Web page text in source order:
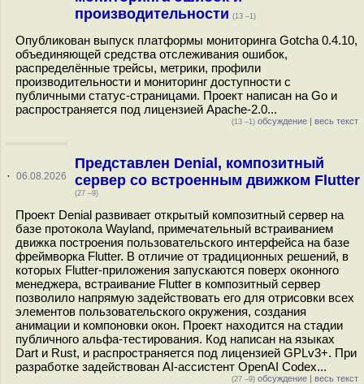
производительности (13 –1)
Опубликован выпуск платформы мониторинга Gotcha 0.4.10,
объединяющей средства отслеживания ошибок,
распределённые трейсы, метрики, профили
производительности и мониторинг доступности с
публичными статус-страницами. Проект написан на Go и
распространяется под лицензией Apache-2.0...
(13 –1) обсуждение | весь текст
· 06.08.2026
Представлен Denial, композитный
сервер со встроенным движком Flutter
(27 –9)
Проект Denial развивает открытый композитный сервер на
базе протокола Wayland, примечательный встраиванием
движка построения пользовательского интерфейса на базе
фреймворка Flutter. В отличие от традиционных решений, в
которых Flutter-приложения запускаются поверх оконного
менеджера, встраивание Flutter в композитный сервер
позволило напрямую задействовать его для отрисовки всех
элементов пользовательского окружения, создания
анимации и компоновки окон. Проект находится на стадии
публичного альфа-тестирования. Код написан на языках
Dart и Rust, и распространяется под лицензией GPLv3+. При
разработке задействован AI-ассистент OpenAI Codex...
(27 –9) обсуждение | весь текст